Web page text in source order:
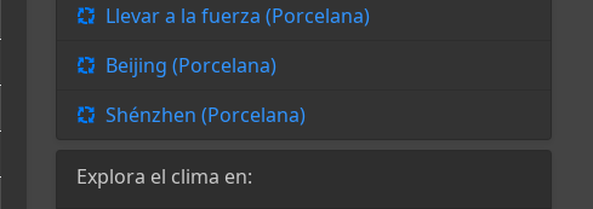
Llevar a la fuerza (Porcelana)
Beijing (Porcelana)
Shénzhen (Porcelana)
Explora el clima en: